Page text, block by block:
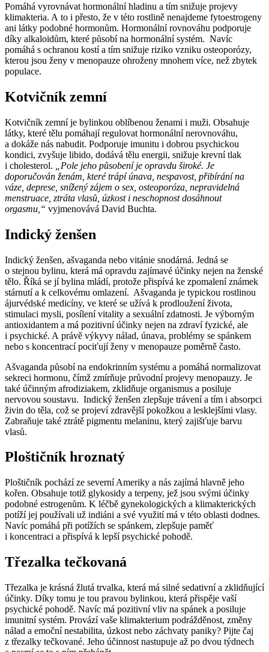
Pomáhá vyrovnávat hormonální hladinu a tím snižuje projevy
klimakteria. A to i přesto, že v této rostlině nenajdeme fytoestrogeny
ani látky podobné hormonům. Hormonální rovnováhu podporuje
díky alkaloidům, které působí na hormonální systém. Navíc
pomáhá s ochranou kostí a tím snižuje riziko vzniku osteoporózy,
kterou jsou ženy v menopauze ohroženy mnohem více, než zbytek
populace.
Kotvičník zemní
Kotvičník zemní je bylinkou oblíbenou ženami i muži. Obsahuje
látky, které tělu pomáhají regulovat hormonální nerovnováhu,
a dokáže nás nabudit. Podporuje imunitu i dobrou psychickou
kondici, zvyšuje libido, dodává tělu energii, snižuje krevní tlak
i cholesterol.
„Pole jeho působení je opravdu široké. Je
doporučován ženám, které trápí únava, nespavost, přibírání na
váze, deprese, snížený zájem o sex, osteoporóza, nepravidelná
menstruace, ztráta vlasů, úzkost i neschopnost dosáhnout
orgasmu,“ vyjmenovává David Buchta.
Indický ženšen
Indický ženšen, ašvaganda nebo vitánie snodárná. Jedná se
o stejnou bylinu, která má opravdu zajímavé účinky nejen na ženské
tělo. Říká se jí bylina mládí, protože přispívá ke zpomalení známek
stárnutí a k celkovému omlazení. Ašvaganda je typickou rostlinou
ájurvédské medicíny, ve které se užívá k prodloužení života,
stimulaci mysli, posílení vitality a sexuální zdatnosti. Je výborným
antioxidantem a má pozitivní účinky nejen na zdraví fyzické, ale
i psychické. A právě výkyvy nálad, únava, problémy se spánkem
nebo s koncentrací pociťují ženy v menopauze poměrně často.
Ašvaganda působí na endokrinním systému a pomáhá normalizovat
sekreci hormonu, čímž zmírňuje průvodní projevy menopauzy. Je
také účinným afrodiziakem, zklidňuje organismus a posiluje
nervovou soustavu. Indický ženšen zlepšuje trávení a tím i absorpci
živin do těla, což se projeví zdravější pokožkou a lesklejšími vlasy.
Zabraňuje také ztrátě pigmentu melaninu, který zajišťuje barvu
vlasů.
Ploštičník hroznatý
Ploštičník pochází ze severní Ameriky a nás zajímá hlavně jeho
kořen. Obsahuje totiž glykosidy a terpeny, jež jsou svými účinky
podobné estrogenům. K léčbě gynekologických a klimakterických
potíží jej používali už indiáni a své využití má v této oblasti dodnes.
Navíc pomáhá při potížích se spánkem, zlepšuje paměť
i koncentraci a přispívá k lepší psychické pohodě.
Třezalka tečkovaná
Třezalka je krásná žlutá trvalka, která má silné sedativní a zklidňující
účinky. Díky tomu je tou pravou bylinkou, která přispěje vaší
psychické pohodě. Navíc má pozitivní vliv na spánek a posiluje
imunitní systém. Provází vaše klimakterium podrážděnost, změny
nálad a emoční nestabilita, úzkost nebo záchvaty paniky? Pijte čaj
z třezalky tečkované. Jeho účinnost nastupuje až po dvou týdnech